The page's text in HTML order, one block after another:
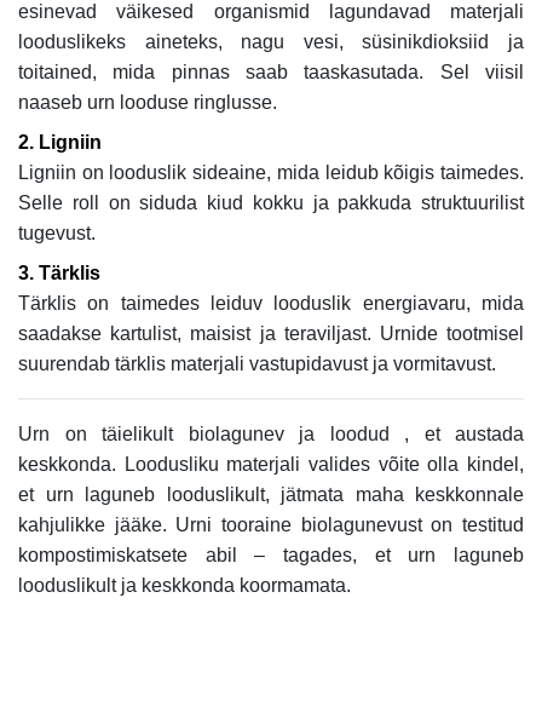
esinevad väikesed organismid lagundavad materjali
looduslikeks aineteks, nagu vesi, süsinikdioksiid ja
toitained, mida pinnas saab taaskasutada. Sel viisil
naaseb urn looduse ringlusse.
2. Ligniin
Ligniin on looduslik sideaine, mida leidub kõigis taimedes.
Selle roll on siduda kiud kokku ja pakkuda struktuurilist
tugevust.
3. Tärklis
Tärklis on taimedes leiduv looduslik energiavaru, mida
saadakse kartulist, maisist ja teraviljast. Urnide tootmisel
suurendab tärklis materjali vastupidavust ja vormitavust.
Urn on täielikult biolagunev ja loodud , et austada
keskkonda. Loodusliku materjali valides võite olla kindel,
et urn laguneb looduslikult, jätmata maha keskkonnale
kahjulikke jääke. Urni tooraine biolagunevust on testitud
kompostimiskatsete abil – tagades, et urn laguneb
looduslikult ja keskkonda koormamata.